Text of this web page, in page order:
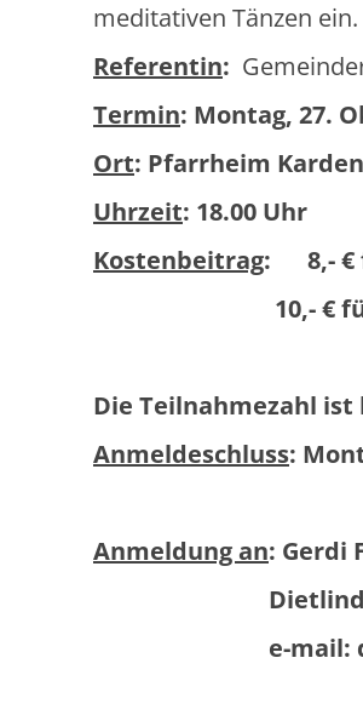
meditativen Tänzen ein.
Referentin:
Termin: Montag, 27.
Ort: Pfarrheim Karden
Uhrzeit: 18.00 Uhr
Kostenbeitrag: 8,- €
10,- € für
Die Teilnahmezahl ist
Anmeldeschluss:
Anmeldung an: Gerdi
Dietlinde
e-mail: